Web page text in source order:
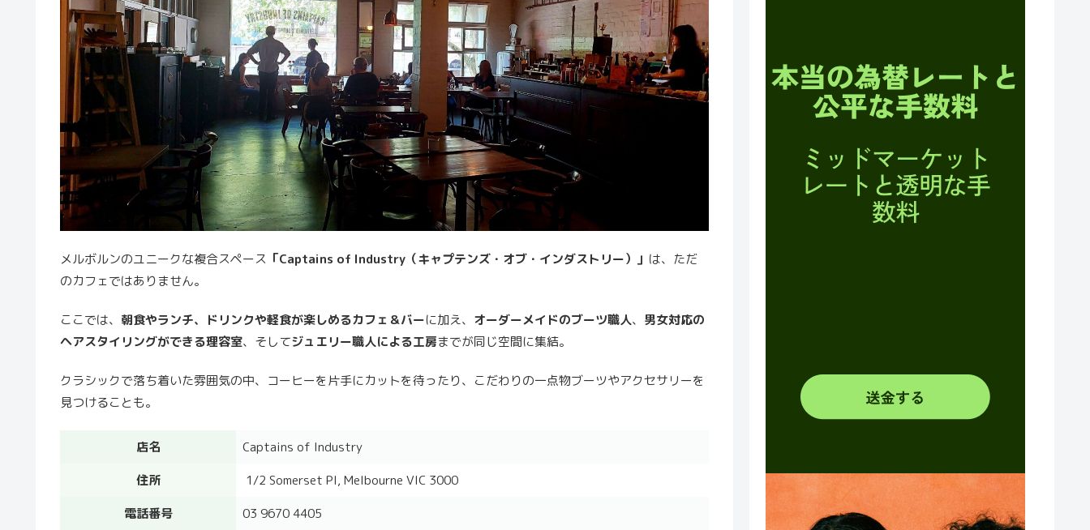
メルボルンのユニークな複合スペース 「Captains of Industry（キャプテンズ・オブ・インダストリー）」 は、ただ
のカフェではありません。
ここでは、 朝食やランチ、ドリンクや軽食が楽しめるカフェ＆バーに加え、 オーダーメイドのブーツ職人、 男女対応の
ヘアスタイリングができる理容室、そしてジュエリー職人による工房までが同じ空間に集結。
クラシックで落ち着いた雰囲気の中、コーヒーを片手にカットを待ったり、こだわりの一点物ブーツやアクセサリーを
見つけることも。
店名
Captains of Industry
住所
1/2 Somerset Pl, Melbourne VIC 3000
電話番号
03 9670 4405